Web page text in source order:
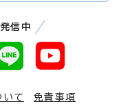
信中
いて 免責事項